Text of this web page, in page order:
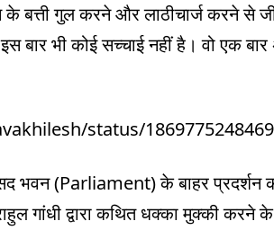
के बत्ती गुल करने और लाठीचार्ज करने
इस बार भी कोई सच्चाई नहीं है। वो एक
status/
भवन (Parliament) के बाहर प्रदर्शन
गांधी द्वारा कथित धक्का मुक्की करने